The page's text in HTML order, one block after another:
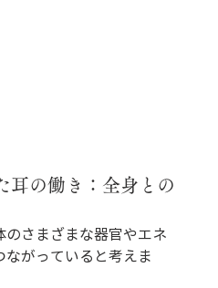
耳の働き：全身との
のさまざまな器官やエネ
ながっていると考えま